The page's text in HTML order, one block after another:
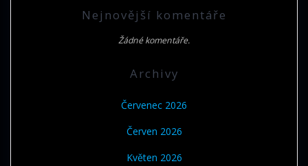
Nejnovější komentáře
Žádné komentáře.
Archivy
Červenec 2026
Červen 2026
Květen 2026